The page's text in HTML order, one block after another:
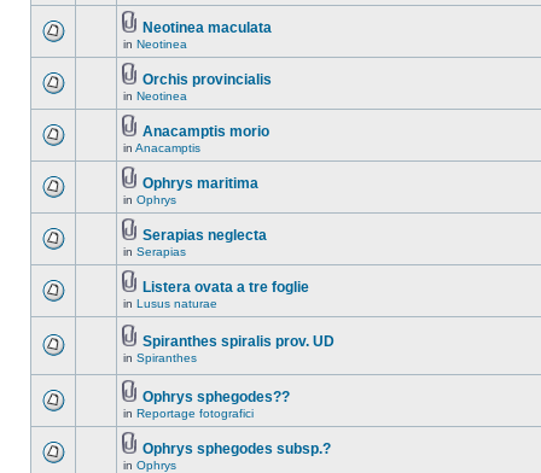
Neotinea maculata
in Neotinea
Orchis provincialis
in Neotinea
Anacamptis morio
in Anacamptis
Ophrys maritima
in Ophrys
Serapias neglecta
in Serapias
Listera ovata a tre foglie
in Lusus naturae
Spiranthes spiralis prov. UD
in Spiranthes
Ophrys sphegodes??
in Reportage fotografici
Ophrys sphegodes subsp.?
in Ophrys